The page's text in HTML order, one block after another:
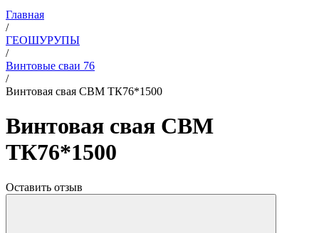
Главная
/
ГЕОШУРУПЫ
/
Винтовые сваи 76
/
Винтовая свая СВМ ТК76*1500
Винтовая свая СВМ
ТК76*1500
Оставить отзыв